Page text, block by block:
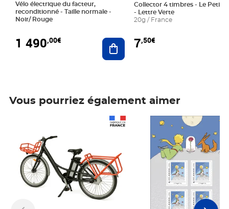
Vélo électrique du facteur,
reconditionné - Taille normale -
Noir/ Rouge
1 490,00€ Ajouter au panier
Collector 4 timbres - Le Petit
- Lettre Verte
20g / France
7,50€
Vous pourriez également aimer
Prix 7,50€